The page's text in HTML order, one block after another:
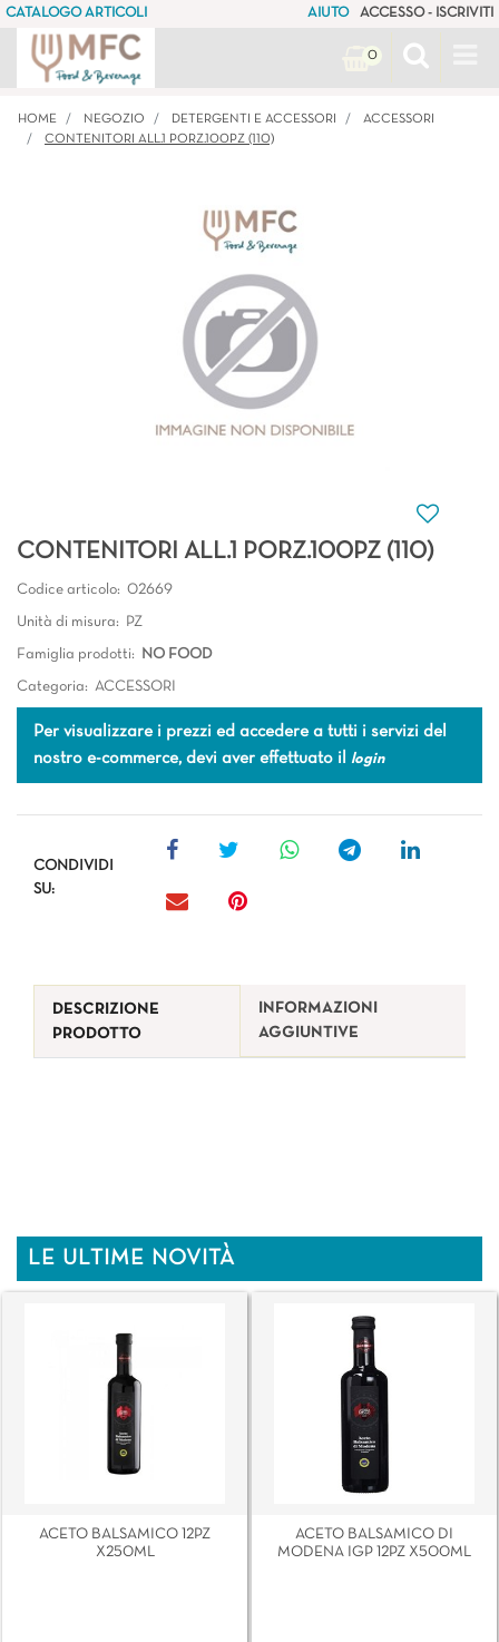
CATALOGO ARTICOLI AIUTO ACCESSO - ISCRIVITI
0
HOME NEGOZIO DETERGENTI E ACCESSORI
ACCESSORI
CONTENITORI ALL.1 PORZ.100PZ (110)
CONTENITORI ALL.1 PORZ.100PZ (110)
Codice articolo: 02669
Unità di misura: PZ
Famiglia prodotti: NO FOOD
Categoria: ACCESSORI
Per visualizzare i prezzi ed accedere a tutti i servizi del
nostro e-commerce, devi aver effettuato il login
CONDIVIDI
SU:
DESCRIZIONE
PRODOTTO
INFORMAZIONI
AGGIUNTIVE
LE ULTIME NOVITÀ
ACETO BALSAMICO 12PZ
X250ML
ACETO BALSAMICO DI
MODENA IGP 12PZ X500ML